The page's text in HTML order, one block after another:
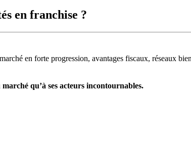
en franchise ?
en forte progression, avantages fiscaux, réseaux
qu’à ses acteurs incontournables.